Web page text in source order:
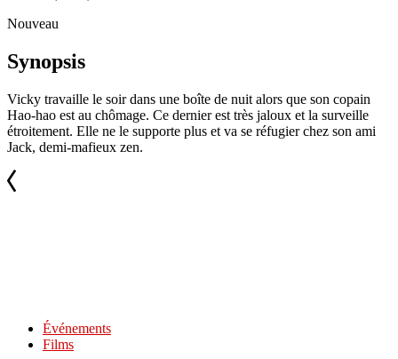
Nouveau
Synopsis
Vicky travaille le soir dans une boîte de nuit alors que son copain
Hao-hao est au chômage. Ce dernier est très jaloux et la surveille
étroitement. Elle ne le supporte plus et va se réfugier chez son ami
Jack, demi-mafieux zen.
Événements
Films